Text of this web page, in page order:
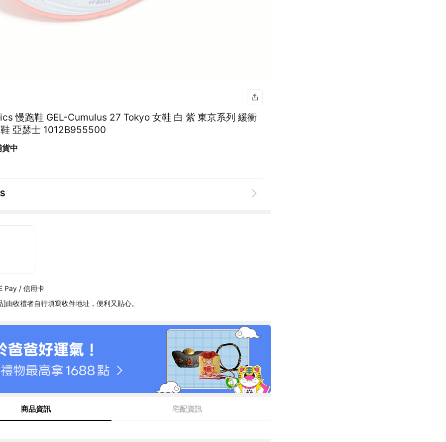
慢跑鞋 GEL-Cumulus 27 Tokyo 女鞋 白 紫 東京系列 緩衝
亞瑟士 1012B955500
中
Pay / 信用卡
]由收禮者自行填寫收件地址，便利又貼心。
商品資訊 宅配資訊